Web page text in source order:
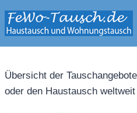
Inhalt
springen
Übersicht der
oder den Haustausch weltweit